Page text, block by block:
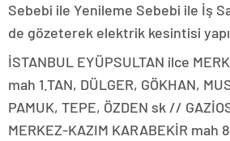
Sebebi ile Yenileme Sebebi ile İş
de gözeterek elektrik kesintisi
İSTANBUL EYÜPSULTAN ilce
mah 1.TAN, DÜLGER, GÖKHAN,
PAMUK, TEPE, ÖZDEN sk //
MERKEZ-KAZIM KARABEKİR mah